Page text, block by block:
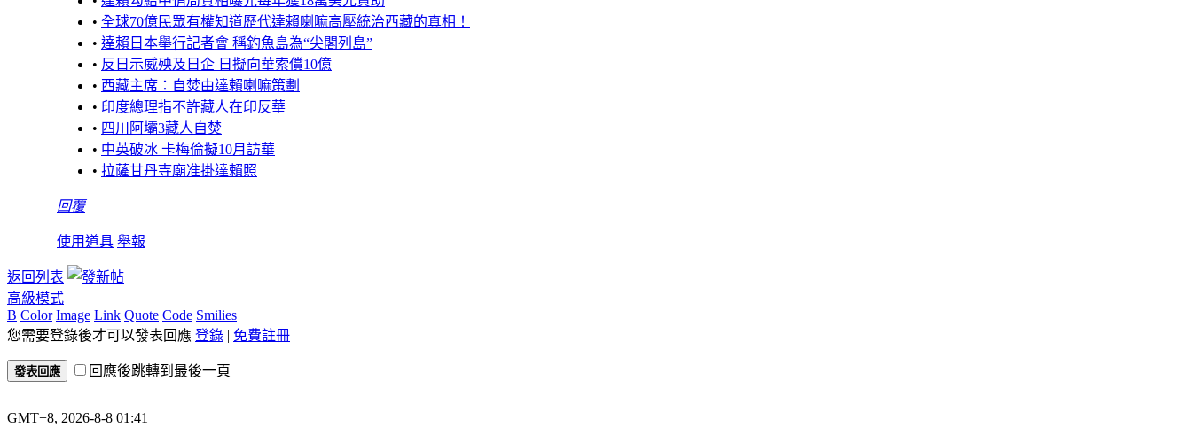
• 全球70億民眾有權知道歷代達賴喇嘛高壓統治西藏的真相！
• 達賴日本舉行記者會 稱釣魚島為“尖閣列島”
• 反日示威殃及日企 日擬向華索償10億
• 西藏主席：自焚由達賴喇嘛策劃
• 印度總理指不許藏人在印反華
• 四川阿壩3藏人自焚
• 中英破冰 卡梅倫擬10月訪華
• 拉薩甘丹寺廟准掛達賴照
回覆
使用道具 舉報
返回列表
高級模式
B Color Image Link Quote Code Smilies
您需要登錄後才可以發表回應 登錄 | 免費註冊
發表回應 回應後跳轉到最後一頁
GMT+8, 2026-8-8 01:41